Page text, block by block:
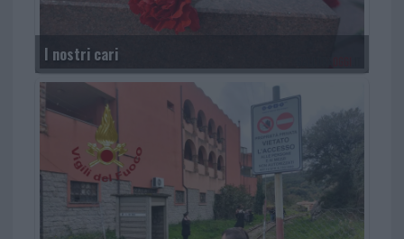
I nostri cari